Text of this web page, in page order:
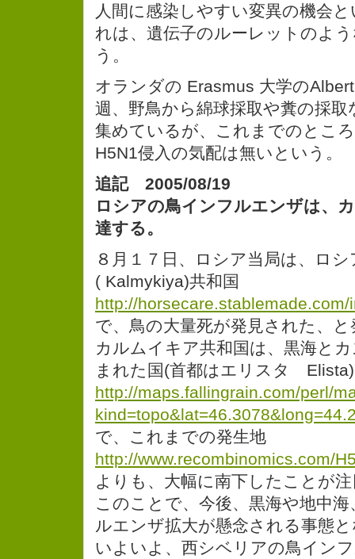
人間に感染しやすい変異の機会
れは、遺伝子のルーレットのよ
う。
オランダの Erasmus 大学の
週、野鳥から綿球採取や糞の採
集めているが、これまでのとこ
H5N1侵入の気配は無いという。
追記 2005/08/19
ロシアの鳥インフルエンザは、
達する。
８月１７日、ロシア当局は、ロ
( Kalmykiya)共和国
http://
で、鳥の大量死が発見された、
カルムイキア共和国は、黒海と
まれた国(首都はエリスタ Elista)
http://maps.fallingrain.com/perl/
で、これまでの発生地
http://www.recombinomics.com/
よりも、大幅に南下したことが
このことで、今後、黒海や地中
ルエンザ拡大が懸念される事態
いよいよ、西シベリアの鳥イン